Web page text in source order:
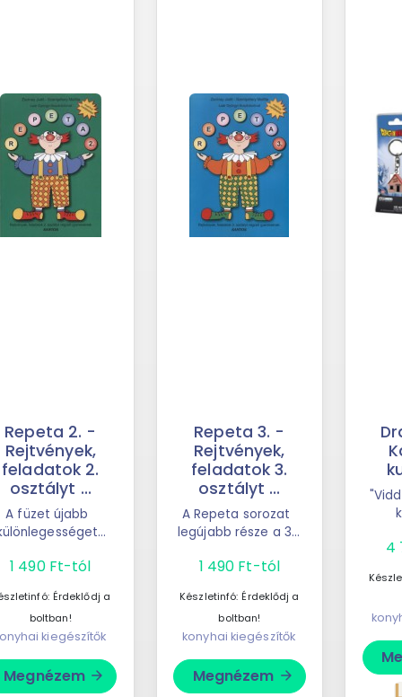
Repeta 2. -
Rejtvények,
feladatok 2.
osztályt ...
A füzet újabb
akik szeretik a
...
1 490 Ft-tól
Érdeklődj a
boltban!
kiegészítők
Megnézem arrow_forward
Repeta 3. -
Rejtvények,
feladatok 3.
osztályt ...
A Repeta sorozat
legújabb része a 3.
számára készült.A
1 490 Ft-tól
Készletinfó: Érdeklődj a
boltban!
konyhai kiegészítők
Megnézem arrow_forward
4